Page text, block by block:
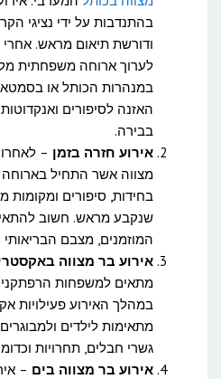
בהתנדבות על ידי נציגי
ודורשת תיאום מראש.
לערוך ארוחה משפחתית
במנהרות הכותל או
האזנה לסיפורים
בבירה.
אירוע חזרה בזמן –
מצווה אשר התחיל
בחידות, סיפורים
שנקבע מראש. חשוב
המוזמנים, מצבם הבריאותי
אירוע בר מצווה
מתאים למשפחות
במהלך האירוע פעילויות
מתאימות לילדים
גשרי חבלים, תחרויות
אירוע בר מצווה בים –